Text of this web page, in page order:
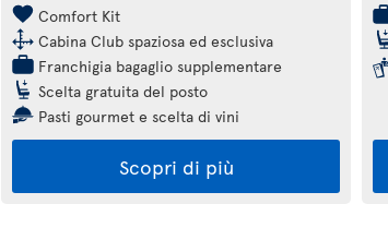
Comfort Kit
Cabina Club spaziosa ed esclusiva
Franchigia bagaglio supplementare
Scelta gratuita del posto
Pasti gourmet e scelta di vini
Scopri di più